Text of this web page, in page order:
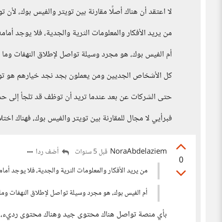
لا اعتقد أن هناك أصلًا مقارنة بين تويتر والفيس بوك،
من يريد الأفكار والمعلومات الثرية والجدية، فلا يوجد
أم الفيس بوك، هو مجرد وسيلة تواصل لإطلاق النهفات
كل الأشخاص الجديين ومن يعملون بجد نجد خيارهم هو
حتى الشركات عن بعد عندما تريد أن توظف قد تلجأ إلى
فبرأيي لا مجال للمقارنة بين تويتر والفيس بوك، فهناك
0
NoraAbdelaziem قبل 5 سنوات
أضف ردا
من يريد الأفكار والمعلومات الثرية والجدية، فلا يوجد
أم الفيس بوك، هو مجرد وسيلة تواصل لإطلاق النهفات
بأي منصة تواصل هناك محتوى جيد وهناك محتوى رديء،